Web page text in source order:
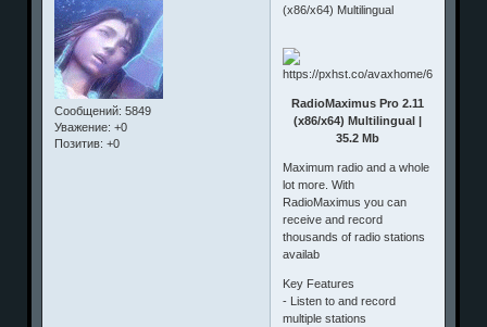
Сообщений: 5849
Уважение: +0
Позитив: +0
(x86/x64) Multilingual
RadioMaximus Pro 2.11
(x86/x64) Multilingual |
35.2 Mb
Maximum radio and a whole
lot more. With
RadioMaximus you can
receive and record
thousands of radio stations
availab
Key Features
- Listen to and record
multiple stations